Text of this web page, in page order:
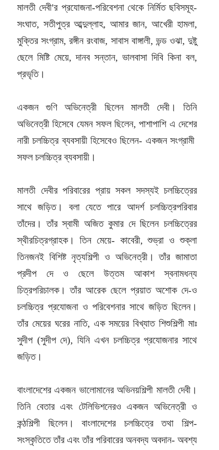
মালতী দেবী'র প্রযোজনা-পরিবেশনা থেকে নির্মিত ছবিসমূহ-
সংঘাত, সতীপুত্র আব্দুল্লাহ, আমার জান, আখেরী হামলা,
মুক্তির সংগ্রাম, রঙ্গীন রংবাজ, সাবাস বাঙ্গালী, ভন্ড ওঝা, দুষ্টু
ছেলে মিষ্টি মেয়ে, দানব সন্তান, ভালবাসা দিবি কিনা বল,
প্রভৃতি।
একজন গুণি অভিনেত্রী ছিলেন মালতী দেবী। তিনি
অভিনেত্রী হিসেবে যেমন সফল ছিলেন, পাশাপাশি এ দেশের
নারী চলচ্চিত্র ব্যবসায়ী হিসেবেও ছিলেন- একজন সংগ্রামী
সফল চলচ্চিত্র ব্যবসায়ী।
মালতী দেবীর পরিবারের প্রায় সকল সদস্যই চলচ্চিত্রের
সাথে জড়িত। বলা যেতে পারে আদর্শ চলচ্চিত্রপরিবার
তাঁদের। তাঁর স্বামী অজিত কুমার দে ছিলেন চলচ্চিত্রের
স্থীরচিত্রগ্রাহক। তিন মেয়ে- কাবেরী, শুভ্রা ও শুক্লা
তিনজনই বিশিষ্ট নৃত্যশিল্পী ও অভিনেত্রী। তাঁর জামাতা
প্রদীপ দে ও ছেলে উত্তম আকাশ স্বনামধন্য
চিত্রপরিচালক। তাঁর আরেক ছেলে প্রয়াত অশোক দে-ও
চলচ্চিত্র প্রযোজনা ও পরিবেশনার সাথে জড়িত ছিলেন।
তাঁর মেয়ের ঘরের নাতি, এক সময়ের বিখ্যাত শিশুশিল্পী মাঃ
সুদীপ (সুদীপ দে), যিনি এখন চলচ্চিত্র প্রযোজনার সাথে
জড়িত।
বাংলাদেশের একজন ভালোমানের অভিনয়শিল্পী মালতী দেবী।
তিনি বেতার এবং টেলিভিশনেরও একজন অভিনেত্রী ও
কন্ঠশিল্পী ছিলেন। বাংলাদেশের চলচ্চিত্রে তথা শিল্প-
সংস্কৃতিতে তাঁর এবং তাঁর পরিবারের অনবদ্য অবদান- অবশ্য